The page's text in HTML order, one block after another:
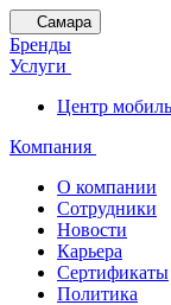
Самара
Бренды
Услуги
Центр
Компания
О компании
Сотрудники
Новости
Карьера
Сертификаты
Политика